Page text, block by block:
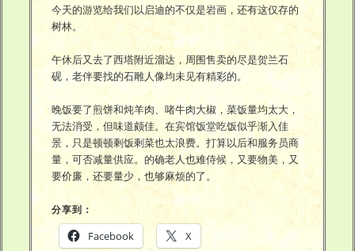
今天的游览给我们以启迪的不仅是岩画，还有这仅存的
树林。
午休后又去了西塔附近溜达，周围售卖的尽是贺兰石
砚，老伴要找的石雕人像均未见有精彩的。
晚饭要了煎饼和炖羊肉、啫牛肉大椒，菜饭量均太大，
无法消受，但味道颇佳。在宾馆饭堂吃饭似乎渐入佳
景，只是顿顿剩饭剩菜也太浪费。打算以后和服务员商
量，可否减量供应。的确老人也难侍候，又要物美，又
要价廉，还要量少，也够麻烦的了。
分享到：
Facebook
X